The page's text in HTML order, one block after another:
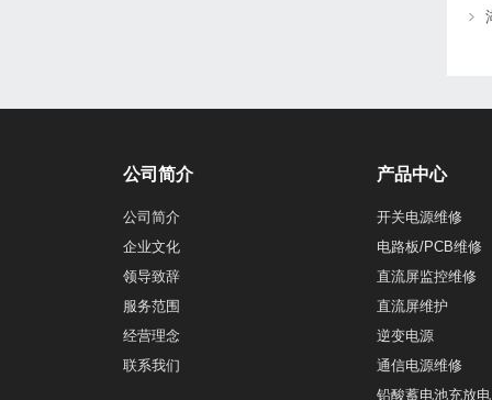
公司简介
公司简介
企业文化
领导致辞
服务范围
经营理念
联系我们
产品中心
开关电源维修
电路板/PCB维修
直流屏监控维修
直流屏维护
逆变电源
通信电源维修
铅酸蓄电池充放电